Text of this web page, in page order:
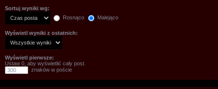
Sortuj wyniki wg:
Rosnąco
Malejąco
Wyświetl wyniki z ostatnich:
Wyświetl pierwsze:
Ustaw 0, aby wyświetlić cały post.
znaków w poście